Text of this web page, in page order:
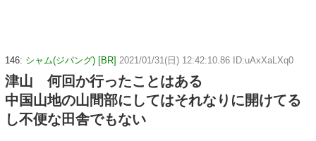
146: シャム(ジパング) [BR] 2021/01/31(日) 12:42:10.86 ID:uAxXaLXq0
津山 何回か行ったことはある
中国山地の山間部にしてはそれなりに開けてる
し不便な田舎でもない